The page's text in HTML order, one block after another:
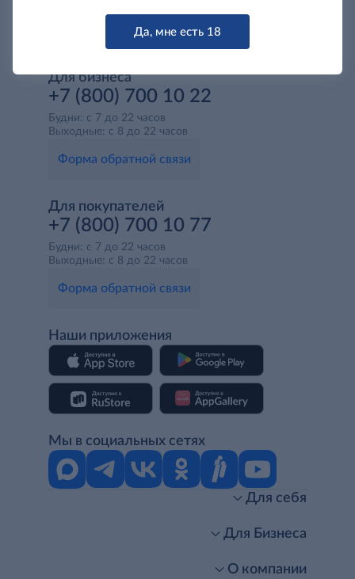
Для бизнеса
+7 (800) 700 10 22
Будни: с 7 до 22 часов
Выходные: с 8 до 22 часов
Форма обратной связи
Для покупателей
+7 (800) 700 10 77
Будни: с 7 до 22 часов
Выходные: с 8 до 22 часов
Форма обратной связи
Наши приложения
Мы в социальных сетях
Для себя
Стань клиентом METRO
Для Бизнеса
О компании
Да, мне есть 18